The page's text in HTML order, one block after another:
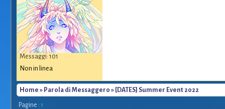
Messaggi: 101
Non in linea
Home » Parola di Messaggero » [DATES] Summer Event 2022
Pagine : 1